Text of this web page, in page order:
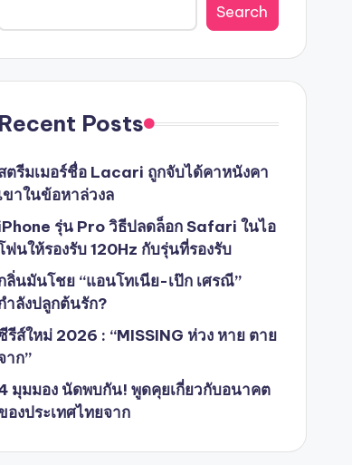
Search
Recent Posts
ตรีมเมอร์ชื่อ Lacari ถูกจับได้คาหนังคา
ขาในข้อหาล่วงล
รุ่น Pro วิธีปลดล็อก Safari ในไอ
ฟนให้รองรับ 120Hz กับรุ่นที่รองรับ
ลิ่นมันโชย “แอนโทเนีย-เป๊ก เศรณี”
ำลังปลูกต้นรัก?
รีส์ใหม่ 2026 : “MISSING ห่วง หาย ตาย
าก”
มุมมอง นัดพบกัน! พูดคุยเกี่ยวกับอนาคต
องประเทศไทยจาก